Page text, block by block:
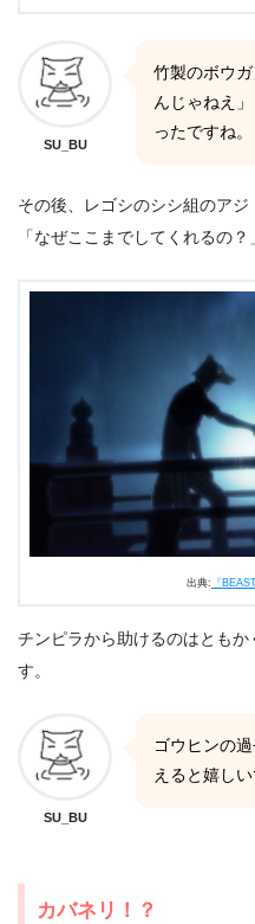
SU_BU
竹製のボウ
んじゃねえ
ったですね。
その後、レゴシのシシ組のア
「なぜここまでしてくれるの
出典: 『
チンピラから助けるのはとも
す。
SU_BU
ゴウヒンの
えると嬉しい
カバネリ！？